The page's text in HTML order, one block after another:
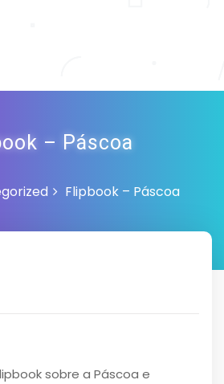
– Páscoa
Flipbook – Páscoa
sobre a Páscoa e